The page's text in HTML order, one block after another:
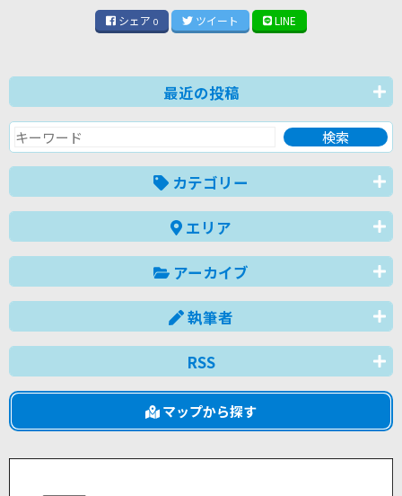
シェア 0 ツイート LINE
最近の投稿
カテゴリー
エリア
アーカイブ
執筆者
RSS
マップから探す